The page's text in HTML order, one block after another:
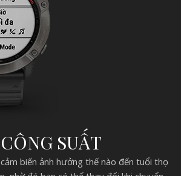
SUẤT
biến ảnh hưởng thế nào đến tuổi thọ